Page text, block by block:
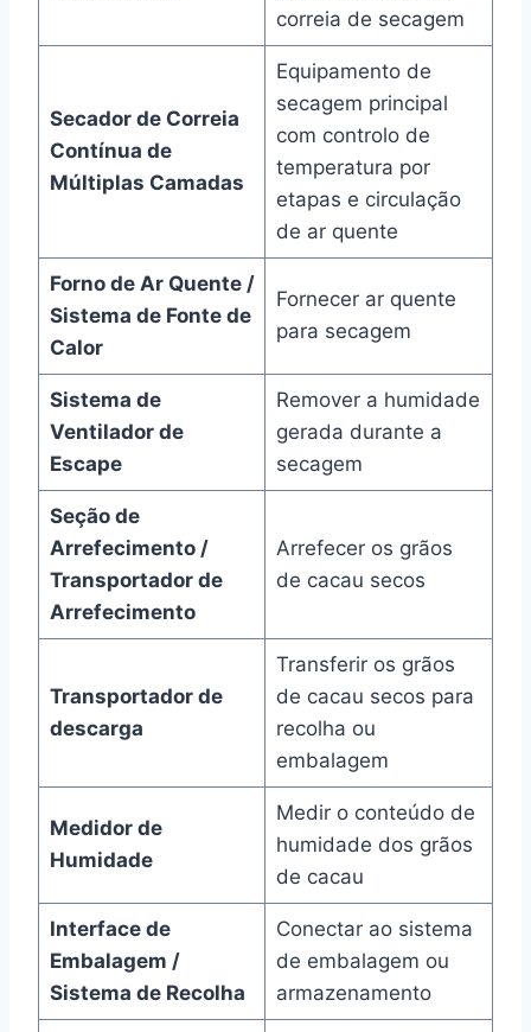
correia de secagem
Secador de Correia
Contínua de
Múltiplas Camadas
Equipamento de
secagem principal
com controlo de
temperatura por
etapas e circulação
de ar quente
Forno de Ar Quente /
Sistema de Fonte de
Calor
Fornecer ar quente
para secagem
Sistema de
Ventilador de
Escape
Remover a humidade
gerada durante a
secagem
Seção de
Arrefecimento /
Transportador de
Arrefecimento
Arrefecer os grãos
de cacau secos
Transportador de
descarga
Transferir os grãos
de cacau secos para
recolha ou
embalagem
Medidor de
Humidade
Medir o conteúdo de
humidade dos grãos
de cacau
Interface de
Embalagem /
Sistema de Recolha
Conectar ao sistema
de embalagem ou
armazenamento